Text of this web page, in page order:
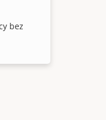
bez